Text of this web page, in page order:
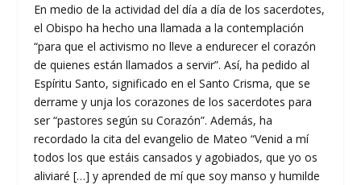
En medio de la actividad del día a día de los sacerdotes,
el Obispo ha hecho una llamada a la contemplación
“para que el activismo no lleve a endurecer el corazón
de quienes están llamados a servir”. Así, ha pedido al
Espíritu Santo, significado en el Santo Crisma, que se
derrame y unja los corazones de los sacerdotes para
ser “pastores según su Corazón”. Además, ha
recordado la cita del evangelio de Mateo “Venid a mí
todos los que estáis cansados y agobiados, que yo os
aliviaré […] y aprended de mí que soy manso y humilde